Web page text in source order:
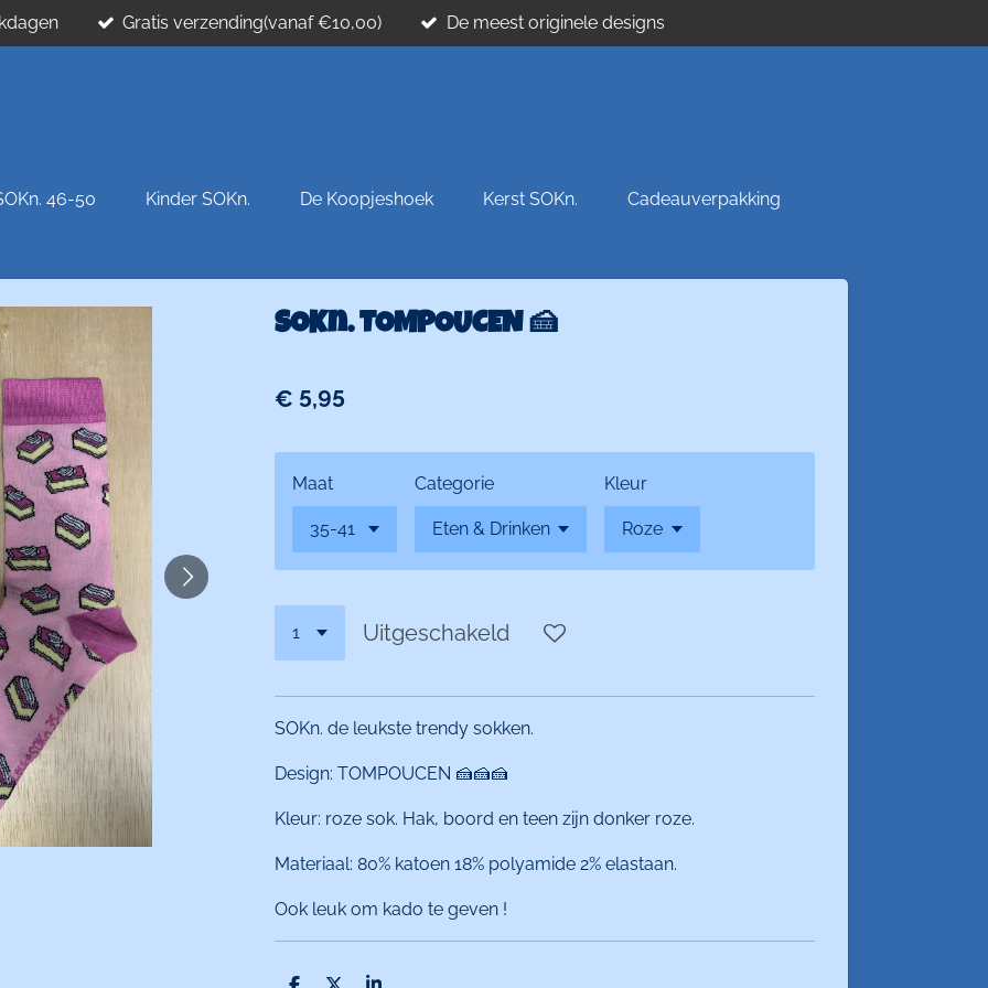
Gratis verzending(vanaf €10,00) De meest originele designs
46-50 Kinder SOKn. De Koopjeshoek Kerst SOKn.
Cadeauverpakking
SOKn. TOMPOUCEN 🍰
€ 5,95
Maat Categorie Kleur
Uitgeschakeld
SOKn. de leukste trendy sokken.
Design: TOMPOUCEN 🍰🍰🍰
Kleur: roze sok. Hak, boord en teen zijn donker roze.
Materiaal: 80% katoen 18% polyamide 2% elastaan.
Ook leuk om kado te geven !